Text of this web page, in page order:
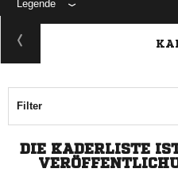
Legende
Filter
DIE KADERLISTE